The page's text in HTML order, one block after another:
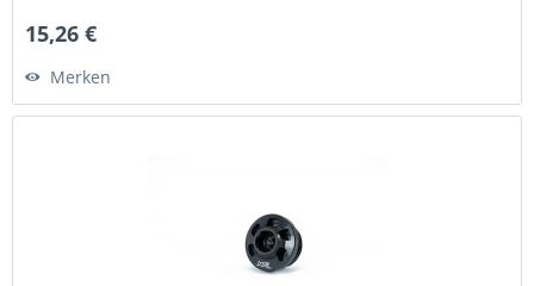
15,26 €
Merken